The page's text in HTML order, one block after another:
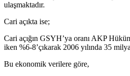
ulaşmaktadır.
Cari açıkta ise;
Cari açığın GSYH’ya oranı AKP
iken %6-8’çıkarak 2006 yılında 35
Bu ekonomik verilere göre,